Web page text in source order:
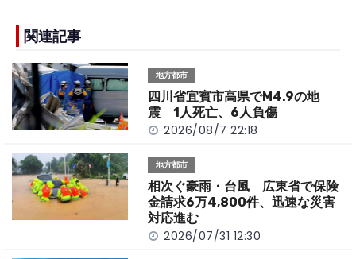
e
b
o
o
k
n
k
関連記事
地方都市
四川省宜賓市高県でM4.9の地
震 1人死亡、6人負傷
2026/08/7 22:18
地方都市
相次ぐ豪雨・台風 広東省で保険
金請求6万4,800件、迅速な災害
対応進む
2026/07/31 12:30